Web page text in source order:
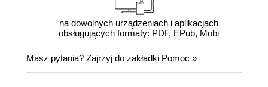
na dowolnych urządzeniach i aplikacjach
obsługujących formaty: PDF, EPub, Mobi
Masz pytania? Zajrzyj do zakładki Pomoc »